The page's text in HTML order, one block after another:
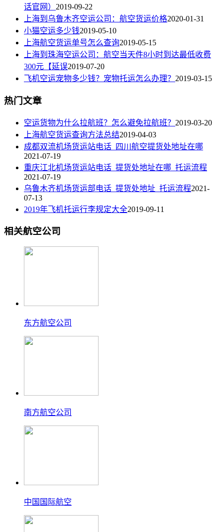
话官网） 2019-09-22
上海到乌鲁木齐空运公司：航空货运价格2020-01-31
小猫空运多少钱2019-05-10
上海航空货运单号怎么查询2019-05-15
上海到珠海空运公司：航空当天件8小时到达最低收费
300元【延误2019-07-20
飞机空运宠物多少钱？宠物托运怎么办理？ 2019-03-15
热门文章
空运货物为什么拉航班？怎么避免拉航班？ 2019-03-20
上海航空货运查询方法总结2019-04-03
成都双流机场货运站电话_四川航空提货处地址在哪
2021-07-19
重庆江北机场货运站电话_提货处地址在哪_托运流程
2021-07-19
乌鲁木齐机场货运部电话_提货处地址_托运流程2021-
07-13
2019年飞机托运行李规定大全2019-09-11
相关航空公司
东方航空公司
南方航空公司
中国国际航空